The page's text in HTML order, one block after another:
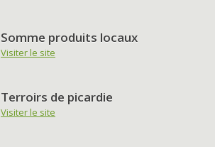
Somme produits locaux
Visiter le site
Terroirs de picardie
Visiter le site